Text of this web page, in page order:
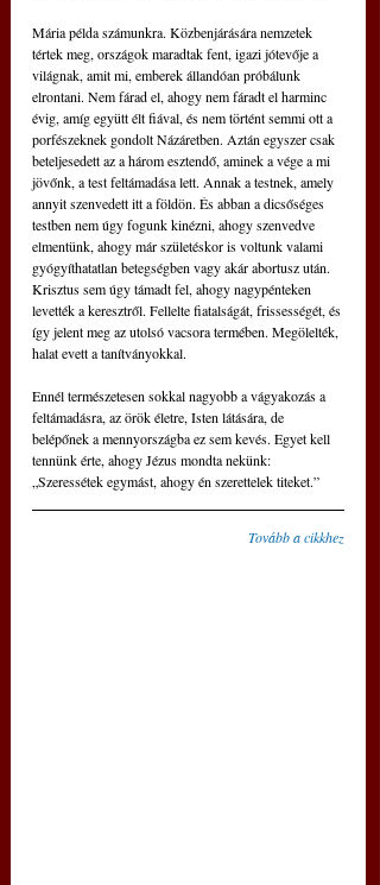
Mária példa számunkra. Közbenjárására nemzetek
tértek meg, országok maradtak fent, igazi jótevője a
világnak, amit mi, emberek állandóan próbálunk
elrontani. Nem fárad el, ahogy nem fáradt el harminc
évig, amíg együtt élt fiával, és nem történt semmi ott a
porfészeknek gondolt Názáretben. Aztán egyszer csak
beteljesedett az a három esztendő, aminek a vége a mi
jövőnk, a test feltámadása lett. Annak a testnek, amely
annyit szenvedett itt a földön. És abban a dicsőséges
testben nem úgy fogunk kinézni, ahogy szenvedve
elmentünk, ahogy már születéskor is voltunk valami
gyógyíthatatlan betegségben vagy akár abortusz után.
Krisztus sem úgy támadt fel, ahogy nagypénteken
levették a keresztről. Fellelte fiatalságát, frissességét, és
így jelent meg az utolsó vacsora termében. Megölelték,
halat evett a tanítványokkal.
Ennél természetesen sokkal nagyobb a vágyakozás a
feltámadásra, az örök életre, Isten látására, de
belépőnek a mennyországba ez sem kevés. Egyet kell
tennünk érte, ahogy Jézus mondta nekünk:
„Szeressétek egymást, ahogy én szerettelek titeket.”
Tovább a cikkhez